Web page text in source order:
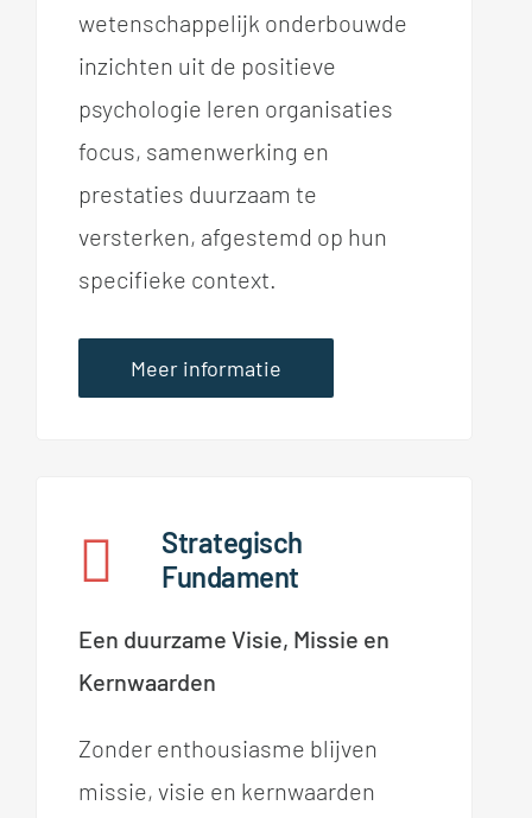
wetenschappelijk onderbouwde
inzichten uit de positieve
psychologie leren organisaties
focus, samenwerking en
prestaties duurzaam te
versterken, afgestemd op hun
specifieke context.
Meer informatie
Strategisch
Fundament
Een duurzame Visie, Missie en
Kernwaarden
Zonder enthousiasme blijven
missie, visie en kernwaarden